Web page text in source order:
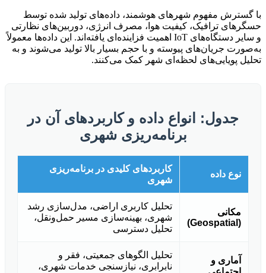
با گسترش مفهوم شهرهای هوشمند، داده‌های تولید شده توسط
حسگرهای ترافیک، کیفیت هوا، مصرف انرژی، دوربین‌های نظارتی
و سایر دستگاه‌های IoT اهمیت فزاینده‌ای یافته‌اند. این داده‌ها معمولاً
به‌صورت جریان‌های پیوسته و با حجم بسیار بالا تولید می‌شوند و به
تحلیل پویایی‌های لحظه‌ای شهر کمک می‌کنند.
جدول: انواع داده و کاربردهای آن در
برنامه‌ریزی شهری
نوع داده
کاربردهای کلیدی در برنامه‌ریزی
شهری
مکانی
(Geospatial)
تحلیل کاربری اراضی، مدل‌سازی رشد
شهری، بهینه‌سازی مسیر حمل‌ونقل،
تحلیل دسترسی
آماری و
تحلیل الگوهای جمعیتی، فقر و
نابرابری، نیازسنجی خدمات شهری،